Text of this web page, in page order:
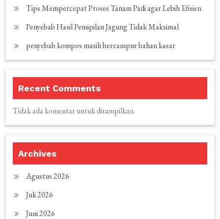
Tips Mempercepat Proses Tanam Padi agar Lebih Efisien
Penyebab Hasil Pemipilan Jagung Tidak Maksimal
penyebab kompos masih bercampur bahan kasar
Recent Comments
Tidak ada komentar untuk ditampilkan.
Archives
Agustus 2026
Juli 2026
Juni 2026